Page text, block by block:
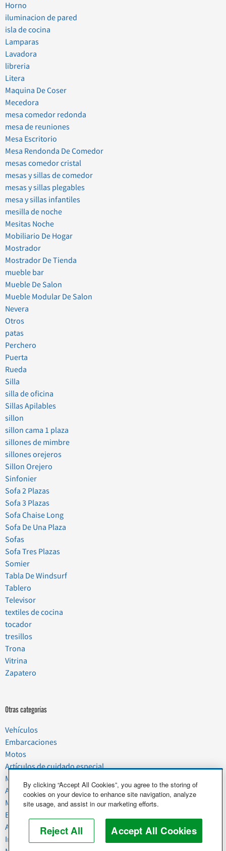
Horno
iluminacion de pared
isla de cocina
Lamparas
Lavadora
libreria
Litera
Maquina De Coser
Mecedora
mesa comedor redonda
mesa de reuniones
Mesa Escritorio
Mesa Rendonda De Comedor
mesas comedor cristal
mesas y sillas de comedor
mesas y sillas plegables
mesa y sillas infantiles
mesilla de noche
Mesitas Noche
Mobiliario De Hogar
Mostrador
Mostrador De Tienda
mueble bar
Mueble De Salon
Mueble Modular De Salon
Nevera
Otros
patas
Perchero
Puerta
Rueda
Silla
silla de oficina
Sillas Apilables
sillon
sillon cama 1 plaza
sillones de mimbre
sillones orejeros
Sillon Orejero
Sinfonier
Sofa 2 Plazas
Sofa 3 Plazas
Sofa Chaise Long
Sofa De Una Plaza
Sofas
Sofa Tres Plazas
Somier
Tabla De Windsurf
Tablero
Televisor
textiles de cocina
tocador
tresillos
Trona
Vitrina
Zapatero
Otras categorías
Vehículos
Embarcaciones
Motos
Artículos de cuidado especial
Mudanzas
Artículos del hogar
Mascotas
Basura y chatarra
Alimentos y agricultura
Industria y negocios
By clicking “Accept All Cookies”, you agree to the storing of
cookies on your device to enhance site navigation, analyze
site usage, and assist in our marketing efforts.
Reject All Accept All Cookies